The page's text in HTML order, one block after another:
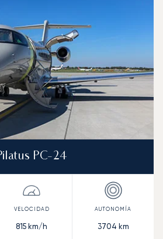
PC-24
815 km/h 3704 km